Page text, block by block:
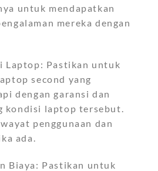
untuk mendapatkan
mereka dengan
Laptop: Pastikan untuk
second yang
dengan garansi dan
kondisi laptop tersebut.
penggunaan dan
ada.
Biaya: Pastikan untuk